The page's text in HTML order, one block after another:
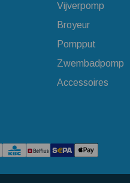
Vijverpomp
Broyeur
Pompput
Zwembadpomp
Accessoires